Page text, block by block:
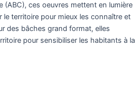
(ABC), ces oeuvres mettent en lumière
le territoire pour mieux les connaître et
des bâches grand format, elles
pour sensibiliser les habitants à la